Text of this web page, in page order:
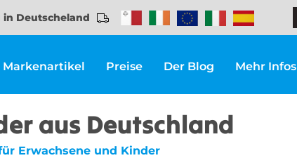
in Deutscheland
Markenartikel Preise Der Blog Mehr Infos
aus Deutschland
Erwachsene und Kinder